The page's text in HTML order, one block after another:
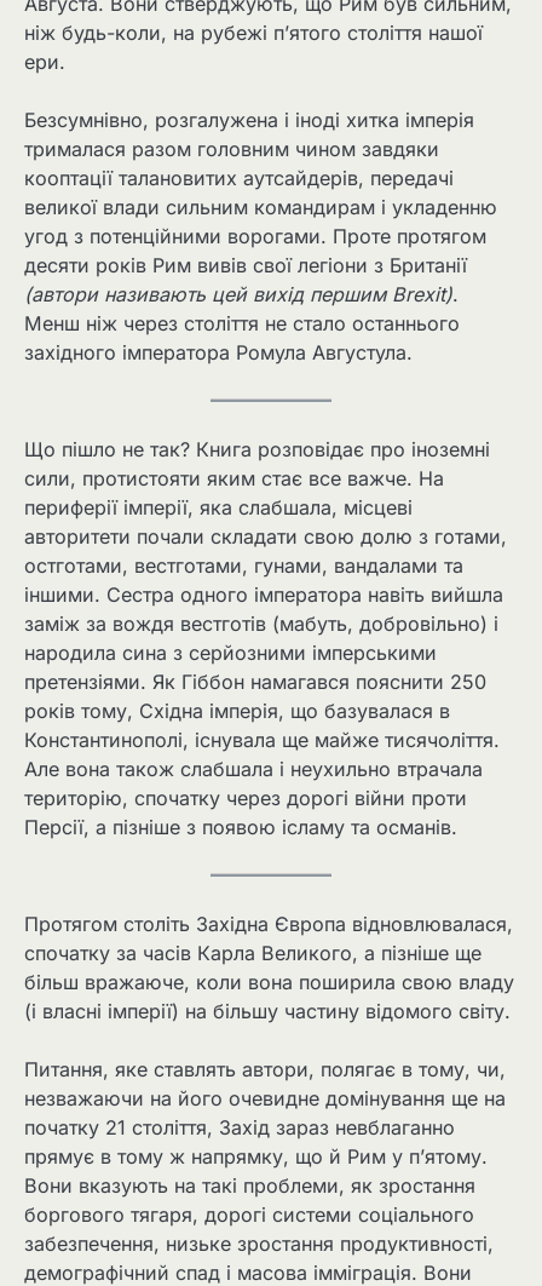
ніж будь-коли, на рубежі п’ятого століття нашої
ери.
Безсумнівно, розгалужена і іноді хитка імперія
трималася разом головним чином завдяки
кооптації талановитих аутсайдерів, передачі
великої влади сильним командирам і укладенню
угод з потенційними ворогами. Проте протягом
десяти років Рим вивів свої легіони з Британії
(автори називають цей вихід першим Brexit).
Менш ніж через століття не стало останнього
західного імператора Ромула Августула.
Що пішло не так? Книга розповідає про іноземні
сили, протистояти яким стає все важче. На
периферії імперії, яка слабшала, місцеві
авторитети почали складати свою долю з готами,
остготами, вестготами, гунами, вандалами та
іншими. Сестра одного імператора навіть вийшла
заміж за вождя вестготів (мабуть, добровільно) і
народила сина з серйозними імперськими
претензіями. Як Гіббон намагався пояснити 250
років тому, Східна імперія, що базувалася в
Константинополі, існувала ще майже тисячоліття.
Але вона також слабшала і неухильно втрачала
територію, спочатку через дорогі війни проти
Персії, а пізніше з появою ісламу та османів.
Протягом століть Західна Європа відновлювалася,
спочатку за часів Карла Великого, а пізніше ще
більш вражаюче, коли вона поширила свою владу
(і власні імперії) на більшу частину відомого світу.
Питання, яке ставлять автори, полягає в тому, чи,
незважаючи на його очевидне домінування ще на
початку 21 століття, Захід зараз невблаганно
прямує в тому ж напрямку, що й Рим у п’ятому.
Вони вказують на такі проблеми, як зростання
боргового тягаря, дорогі системи соціального
забезпечення, низьке зростання продуктивності,
демографічний спад і масова імміграція. Вони